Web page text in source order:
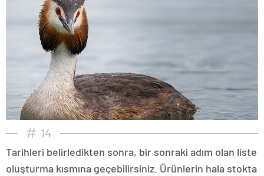
14
Tarihleri belirledikten sonra, bir sonraki adım olan liste
oluşturma kısmına geçebilirsiniz. Ürünlerin hala stokta